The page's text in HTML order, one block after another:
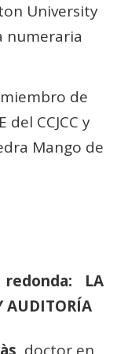
University
numeraria
de
del CCJCC y
Mango de
LA
AUDITORÍA
, doctor en